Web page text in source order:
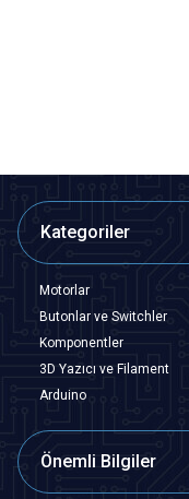
Kategoriler
Motorlar
Butonlar ve Switchler
Komponentler
3D Yazıcı ve Filament
Arduino
Önemli Bilgiler